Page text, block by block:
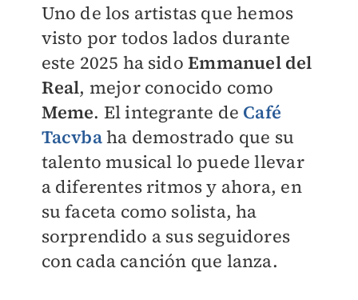
Uno de los artistas que hemos
visto por todos lados durante
este 2025 ha sidoEmmanuel del
Real, mejor conocido como
Meme. El integrante de Café
Tacvbaha demostrado que su
talento musical lo puede llevar
a diferentes ritmos y ahora, en
su faceta como solista, ha
sorprendido a sus seguidores
con cada canción que lanza.